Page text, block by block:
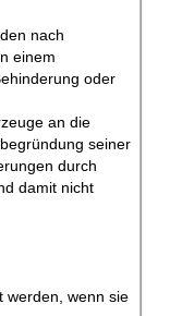
nach
einem
oder
an die
seiner
durch
damit nicht
werden, wenn sie